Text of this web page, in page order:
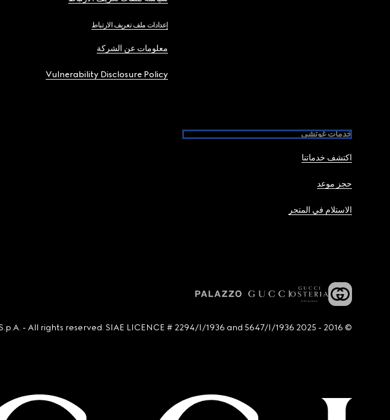
إعدادات ملف تعريف الارتباط
معلومات عن الشركة
Vulnerability Disclosure Policy
خدمات غوتشي
اكتشف خدماتنا
حجز موعد
الاستلام في المتجر
© 2016 - 2025 Guccio Gucci S.p.A. - All rights reserved. SIAE LICENCE # 2294/I/1936 and 5647/I/1936